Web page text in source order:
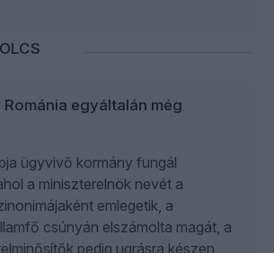
egyáltalán még
ügyvivő kormány fungál
a miniszterelnök nevét a
emlegetik, a
csúnyán elszámolta magát, a
pedig ugrásra készen